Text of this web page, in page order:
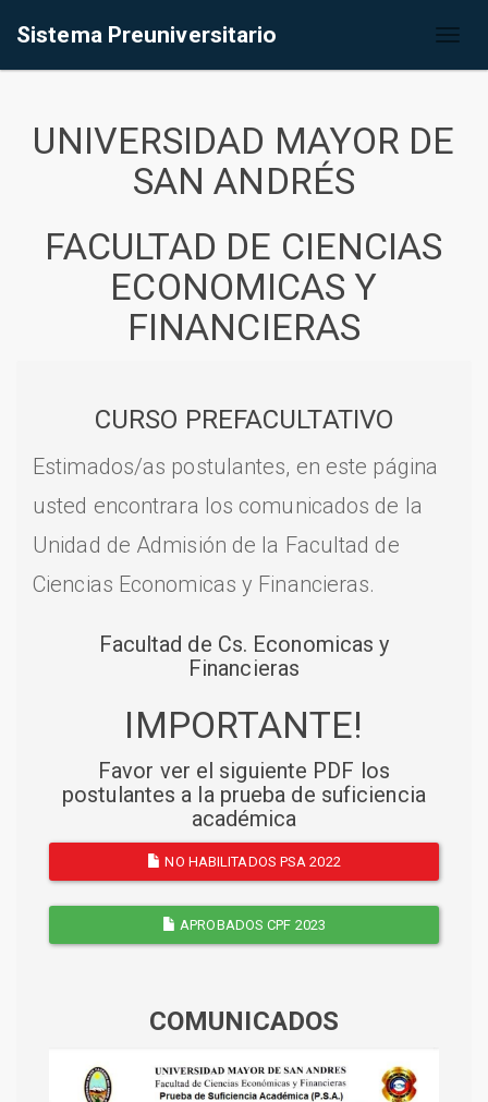
Sistema Preuniversitario
UNIVERSIDAD MAYOR DE
SAN ANDRÉS
FACULTAD DE CIENCIAS
ECONOMICAS Y
FINANCIERAS
CURSO PREFACULTATIVO
Estimados/as postulantes, en este página
usted encontrara los comunicados de la
Unidad de Admisión de la Facultad de
Ciencias Economicas y Financieras.
Facultad de Cs. Economicas y
Financieras
IMPORTANTE!
Favor ver el siguiente PDF los
postulantes a la prueba de suficiencia
académica
NO HABILITADOS PSA 2022
APROBADOS CPF 2023
COMUNICADOS